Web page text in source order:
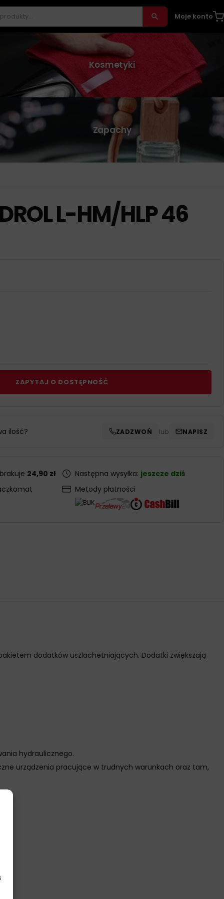
Moje konto
Kosmetyki
Zapachy
L-HM/HLP 46
ZAPYTAJ O DOSTĘPNOŚĆ
ilość? ZADZWOŃ lub NAPISZ
24,90 zł
Następna wysyłka: jeszcze dziś
Metody płatności
dodatków uszlachetniających. Dodatki zwiększają
hydraulicznego.
urządzenia pracujące w trudnych warunkach oraz tam,